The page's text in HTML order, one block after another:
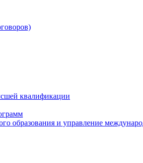
квалификации
образования и управление